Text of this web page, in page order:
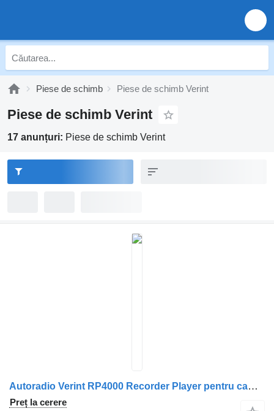
Piese de schimb Piese de schimb Verint
Piese de schimb Verint
17 anunțuri: Piese de schimb Verint
Autoradio Verint RP4000 Recorder Player pentru camion
Preț la cerere